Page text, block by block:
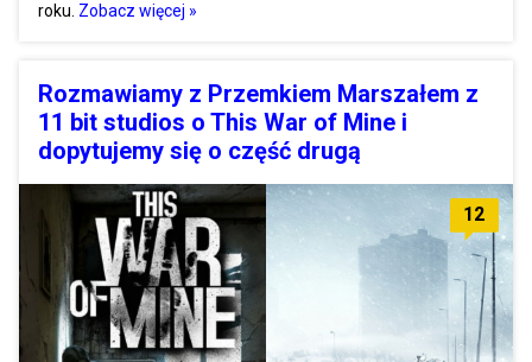
roku. Zobacz więcej »
Rozmawiamy z Przemkiem Marszałem z
11 bit studios o This War of Mine i
dopytujemy się o część drugą
12